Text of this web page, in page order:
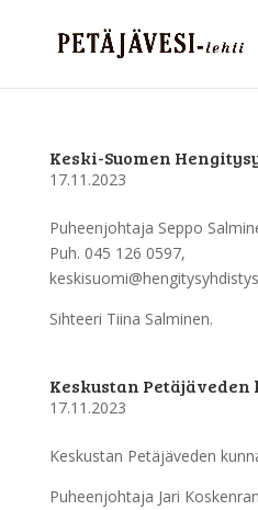
Keski-Suomen
17.11.2023
Puheenjohtaja Seppo
Puh. 045 126 0597,
Sihteeri Tiina Salminen.
Keskustan
17.11.2023
Keskustan Petäjäveden
Puheenjohtaja Jari